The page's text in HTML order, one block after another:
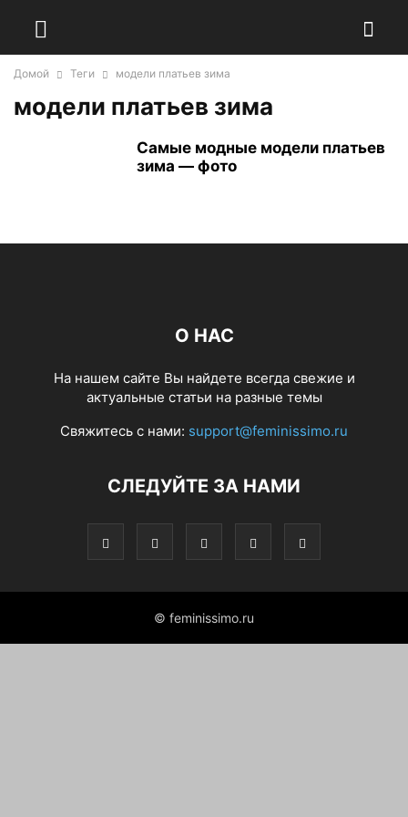
Домой Теги модели платьев зима
модели платьев зима
Самые модные модели платьев
зима — фото
О НАС
На нашем сайте Вы найдете всегда свежие и
актуальные статьи на разные темы
Свяжитесь с нами: support@feminissimo.ru
СЛЕДУЙТЕ ЗА НАМИ
© feminissimo.ru